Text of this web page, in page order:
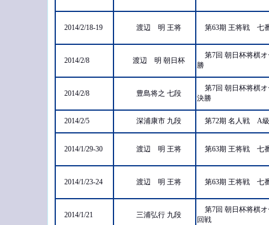
2014/2/18-19 渡辺 明 王将 第63期 王将戦 七
2014/2/8 渡辺 明 朝日杯
第7回 朝日杯将棋
勝
2014/2/8 豊島将之 七段
第7回 朝日杯将棋
決勝
2014/2/5 深浦康市 九段 第72期 名人戦 A
2014/1/29-30 渡辺 明 王将 第63期 王将戦 七
2014/1/23-24 渡辺 明 王将 第63期 王将戦 七
2014/1/21 三浦弘行 九段
第7回 朝日杯将棋
回戦